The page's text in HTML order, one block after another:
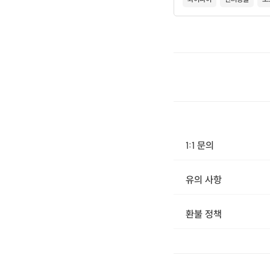
1:1 문의
유의 사항
환불 정책